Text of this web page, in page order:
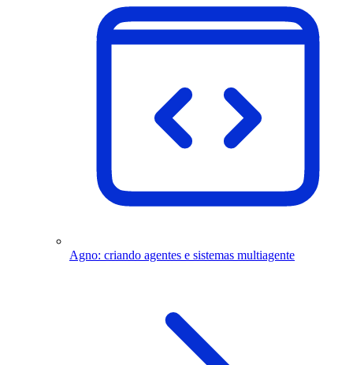
Agno: criando agentes e sistemas multiagente